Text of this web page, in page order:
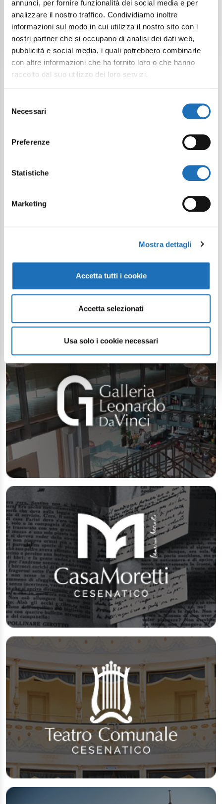
annunci, per fornire funzionalità dei social media e per
analizzare il nostro traffico. Condividiamo inoltre
informazioni sul modo in cui utilizza il nostro sito con i
nostri partner che si occupano di analisi dei dati web,
pubblicità e social media, i quali potrebbero combinarle
con altre informazioni che ha fornito loro o che hanno
raccolto dal suo utilizzo dei loro servizi.
delNecessari
Preferenze
Statistiche
Marketing
Mostra dettagli
Accetta tutti i cookie
Accetta selezionati
Usa solo i cookie necessari
Organizzato da
Progetto Porto
Continua a esplorare
Il tuo viaggio digitale dentro Cesenatico